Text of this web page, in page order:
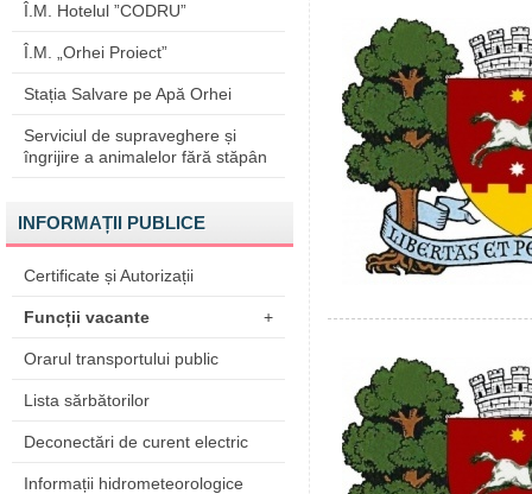
Î.M. Hotelul ”CODRU”
Î.M. „Orhei Proiect”
Stația Salvare pe Apă Orhei
Serviciul de supraveghere și
îngrijire a animalelor fără stăpân
INFORMAȚII PUBLICE
Certificate și Autorizații
Funcții vacante +
Orarul transportului public
Lista sărbătorilor
Deconectări de curent electric
Informații hidrometeorologice